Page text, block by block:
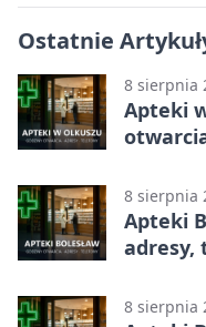
Ostatnie
8 sierpnia
Apteki
8 sierpnia
Apteki
adresy,
8 sierpnia